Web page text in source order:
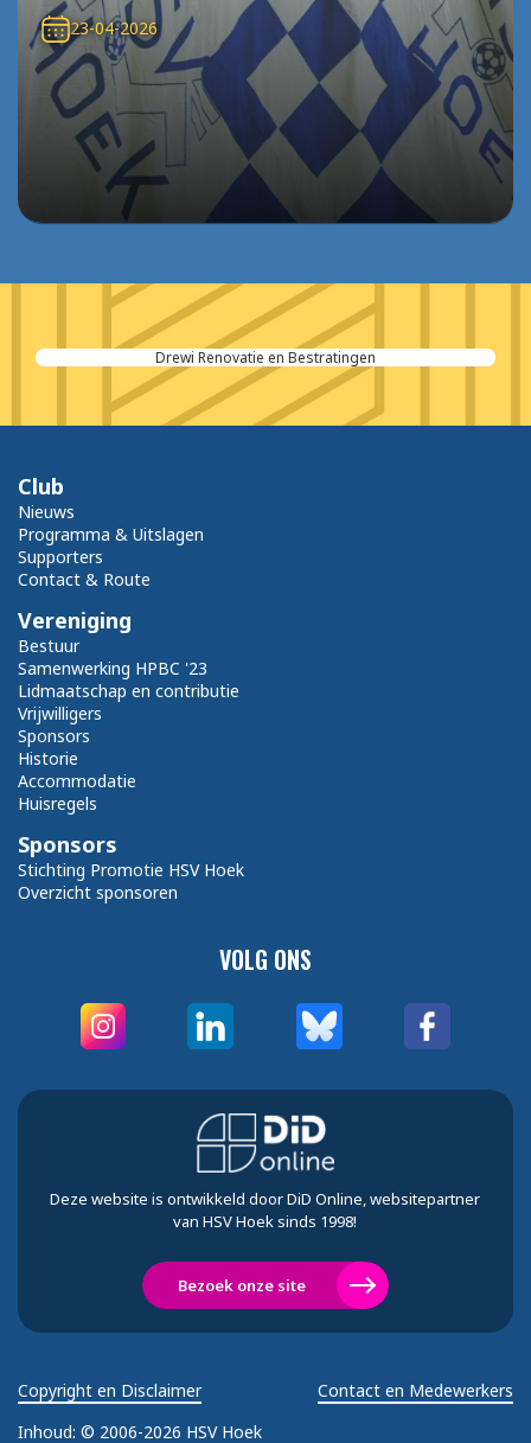
23-04-2026
Drewi Renovatie en Bestratingen
VOLG ONS
Club
Nieuws
Programma & Uitslagen
Supporters
Contact & Route
Vereniging
Bestuur
Samenwerking HPBC '23
Lidmaatschap en contributie
Vrijwilligers
Sponsors
Historie
Accommodatie
Huisregels
Sponsors
Stichting Promotie HSV Hoek
Overzicht sponsoren
Deze website is ontwikkeld door DiD Online, websitepartner
van HSV Hoek sinds 1998!
Bezoek onze site
Inhoud: © 2006-2026 HSV Hoek
Copyright en Disclaimer Contact en Medewerkers